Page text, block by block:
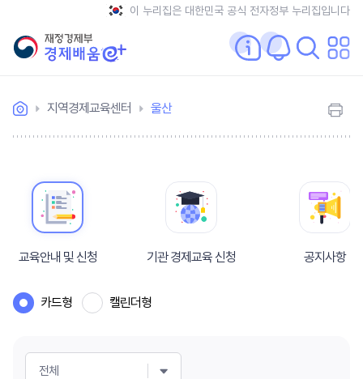
이 누리집은 대한민국 공식 전자정부 누리집입니다
지역경제교육센터 울산
교육안내 및 신청 기관 경제교육 신청 공지사항
카드형 캘린더형
전체